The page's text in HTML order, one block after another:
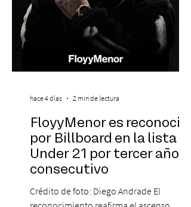
FloyyMenor es reconocido
por Billboard en la lista 21
Under 21 por tercer año
consecutivo
Crédito de foto: Diego Andrade El
hace 4 días 2 min de lectura